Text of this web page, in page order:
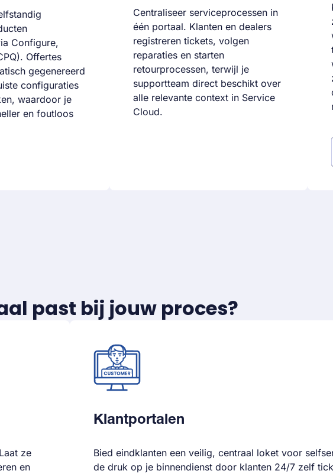
Configure,
Offertes
gegenereerd
configuraties
waardoor je
en foutloos
Centraliseer serviceprocessen in
één portaal. Klanten en dealers
registreren tickets, volgen
reparaties en starten
retourprocessen, terwijl je
supportteam direct beschikt over
alle relevante context in Service
Cloud.
past bij jouw proces?
ze
en
Klantportalen
Bied eindklanten een veilig, centraal loket voor
de druk op je binnendienst door klanten 24/7 zelf